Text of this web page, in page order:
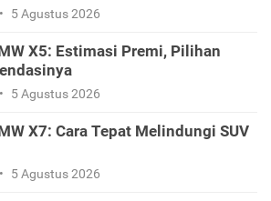
• 5 Agustus 2026
X5: Estimasi Premi, Pilihan
• 5 Agustus 2026
X7: Cara Tepat Melindungi SUV
• 5 Agustus 2026